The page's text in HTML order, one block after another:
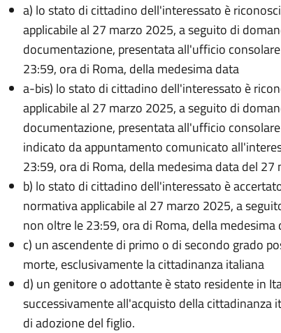
a) lo stato di cittadino dell'interessato è
applicabile al 27 marzo 2025, a seguito di
documentazione, presentata all'ufficio
23:59, ora di Roma, della medesima data
a-bis) lo stato di cittadino dell'interessato è
applicabile al 27 marzo 2025, a seguito di
documentazione, presentata all'ufficio
indicato da appuntamento comunicato
23:59, ora di Roma, della medesima data del 27
b) lo stato di cittadino dell'interessato è
normativa applicabile al 27 marzo 2025, a
non oltre le 23:59, ora di Roma, della medesima
c) un ascendente di primo o di secondo grado
morte, esclusivamente la cittadinanza italiana
d) un genitore o adottante è stato residente in
successivamente all'acquisto della cittadinanza
di adozione del figlio.